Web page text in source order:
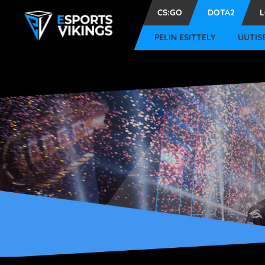
CS:GO DOTA2
PELIN ESITTELY